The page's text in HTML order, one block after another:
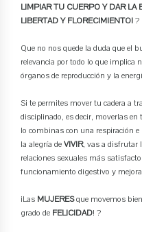
LIMPIAR TU CUERPO Y DAR LA
LIBERTAD Y FLORECIMIENTO!?
Que no nos quede la duda que el
relevancia por todo lo que implica
órganos de reproducción y la
Si te permites mover tu cadera a
disciplinado, es decir, moverlas
lo combinas con una respiración
la alegría deVIVIR, vas a disfrutar
relaciones sexuales más
funcionamiento digestivo y
¡Las MUJERESque movemos
grado de FELICIDAD! ?